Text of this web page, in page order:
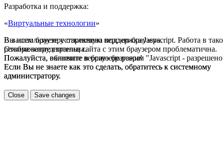
Разработка и поддержка:
«Виртуальные технологии»
В вашем браузере отключена поддержка Jasvscript. Работа в
режиме затруднительна.
Пожалуйста, включите в браузере режим "Javascript -
Если Вы не знаете как это сделать, обратитесь к системному
администратору.
Вы используете устаревшую версию браузера.
Отображение страниц сайта с этим браузером проблематична.
Пожалуйста, обновите версию браузера!
Если Вы не знаете как это сделать, обратитесь к системному
администратору.
Close Save changes